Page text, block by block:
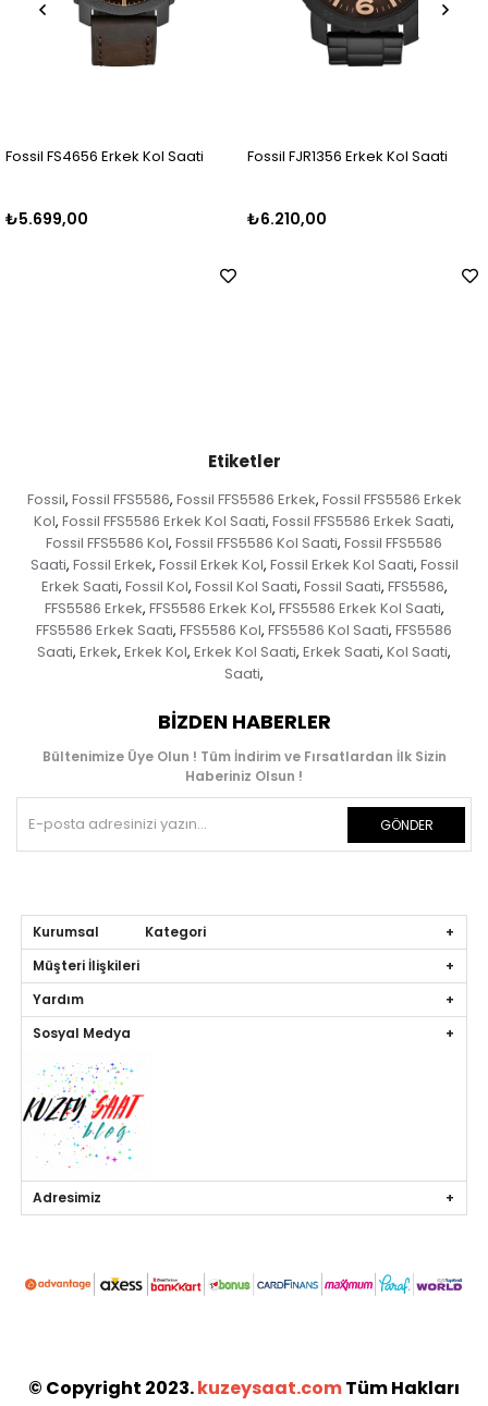
Saati Fossil FJR1356 Erkek Kol Saati
₺6.210,00
Fossil FFS5024 Erkek
₺6.000,00
Etiketler
Fossil, Fossil FFS5586, Fossil FFS5586 Erkek, Fossil FFS5586 Erkek
Kol, Fossil FFS5586 Erkek Kol Saati, Fossil FFS5586 Erkek Saati,
Fossil FFS5586 Kol, Fossil FFS5586 Kol Saati, Fossil FFS5586
Saati, Fossil Erkek, Fossil Erkek Kol, Fossil Erkek Kol Saati, Fossil
Erkek Saati, Fossil Kol, Fossil Kol Saati, Fossil Saati, FFS5586,
FFS5586 Erkek, FFS5586 Erkek Kol, FFS5586 Erkek Kol Saati,
FFS5586 Erkek Saati, FFS5586 Kol, FFS5586 Kol Saati, FFS5586
Saati, Erkek, Erkek Kol, Erkek Kol Saati, Erkek Saati, Kol Saati,
Saati,
BIZDEN HABERLER
Bültenimize Üye Olun ! Tüm İndirim ve Fırsatlardan İlk Sizin
Haberiniz Olsun !
GÖNDER
Kurumsal Kategori
Müşteri İlişkileri
Yardım
Sosyal Medya
Adresimiz
© Copyright 2023.kuzeysaat.comTüm Hakları